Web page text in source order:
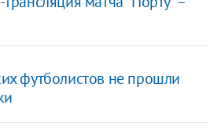
футболистов не прошли